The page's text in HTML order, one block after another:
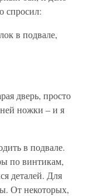
спросил:
в подвале,
дверь, просто
ножки – и я
в подвале.
по винтикам,
деталей. Для
От некоторых,